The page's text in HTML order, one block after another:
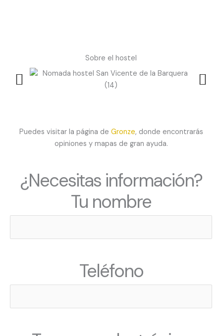
Sobre el hostel
Puedes visitar la página de Gronze, donde encontrarás
opiniones y mapas de gran ayuda.
¿Necesitas información?
Tu nombre
Teléfono